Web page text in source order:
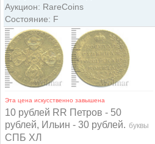
Аукцион: RareCoins
Состояние: F
Эта цена искусственно завышена
10 рублей RR Петров - 50
рублей, Ильин - 30 рублей. буквы
СПБ ХЛ